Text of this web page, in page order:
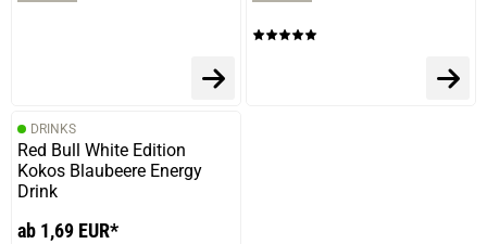
DRINKS
Red Bull White Edition
Kokos Blaubeere Energy
Drink
ab 1,69 EUR*